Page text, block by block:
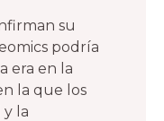
su
podría
era en la
la que los
y la